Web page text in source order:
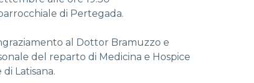
di Pertegada.
al Dottor Bramuzzo e
del reparto di Medicina e Hospice
Latisana.